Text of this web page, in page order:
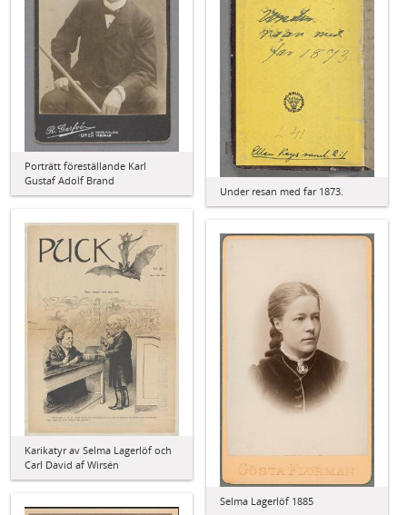
Porträtt föreställande Karl
Gustaf Adolf Brand
Under resan med far 1873.
Karikatyr av Selma Lagerlöf och
Carl David af Wirsén
Selma Lagerlöf 1885